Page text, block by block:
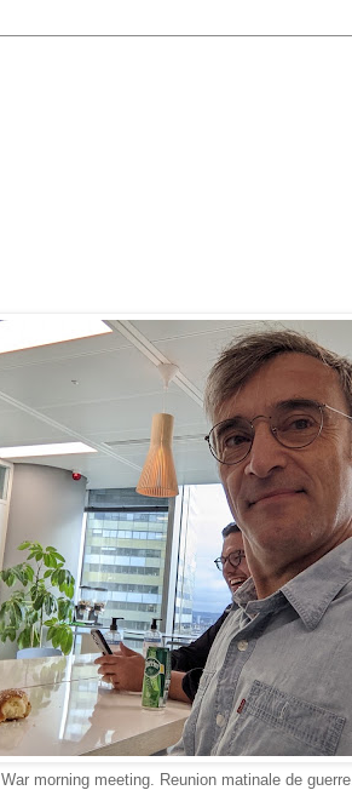
War morning meeting. Reunion matinale de guerre.